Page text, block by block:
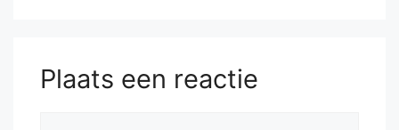
Plaats een reactie